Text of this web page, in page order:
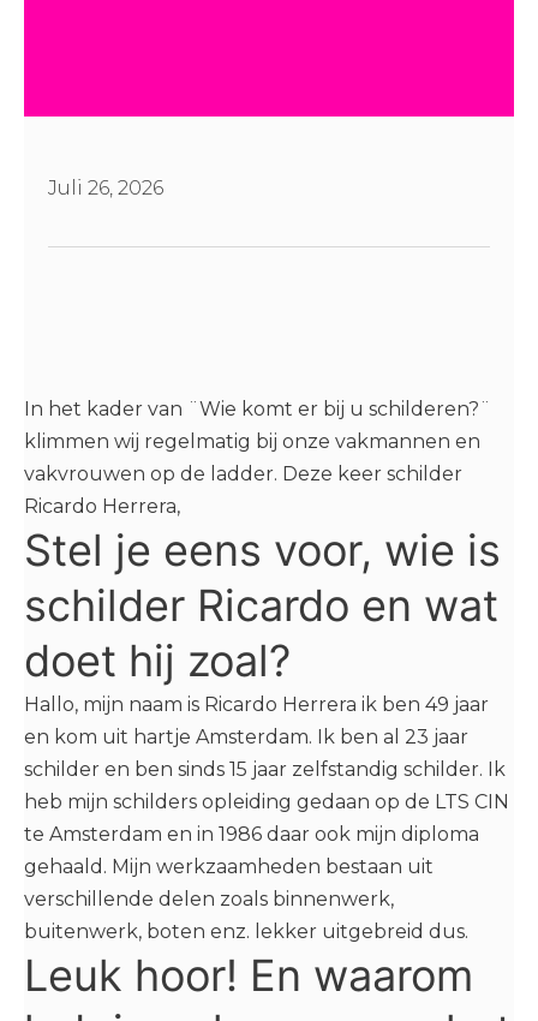
Juli 26, 2026
In het kader van ¨Wie komt er bij u schilderen?¨
klimmen wij regelmatig bij onze vakmannen en
vakvrouwen op de ladder. Deze keer schilder
Ricardo Herrera,
Stel je eens voor, wie is
schilder Ricardo en wat
doet hij zoal?
Hallo, mijn naam is Ricardo Herrera ik ben 49 jaar
en kom uit hartje Amsterdam. Ik ben al 23 jaar
schilder en ben sinds 15 jaar zelfstandig schilder. Ik
heb mijn schilders opleiding gedaan op de LTS CIN
te Amsterdam en in 1986 daar ook mijn diploma
gehaald. Mijn werkzaamheden bestaan uit
verschillende delen zoals binnenwerk,
buitenwerk, boten enz. lekker uitgebreid dus.
Leuk hoor! En waarom